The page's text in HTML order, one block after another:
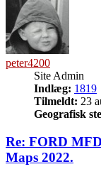
peter4200
Site Admin
Indlæg: 1819
Tilmeldt: 23
Geografisk
Re: FORD
Maps 2022.